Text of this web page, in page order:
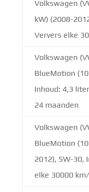
Volkswagen
kW) (2008-
Ververs elke
Volkswagen
BlueMotion
Inhoud: 4,3
24 maanden
Volkswagen
BlueMotion
2012), 5W-30,
elke 30000